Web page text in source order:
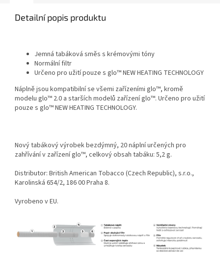
Detailní popis produktu
Jemná tabáková směs s krémovými tóny
Normální filtr
Určeno pro užití pouze s glo™ NEW HEATING TECHNOLOGY
Náplně jsou kompatibilní se všemi zařízeními glo™, kromě
modelu glo™ 2.0 a starších modelů zařízení glo™. Určeno pro užití
pouze s glo™ NEW HEATING TECHNOLOGY.
Nový tabákový výrobek bezdýmný, 20 náplní určených pro
zahřívání v zařízení glo™, celkový obsah tabáku: 5,2 g.
Distributor: British American Tobacco (Czech Republic), s.r.o.,
Karolinská 654/2, 186 00 Praha 8.
Vyrobeno v EU.